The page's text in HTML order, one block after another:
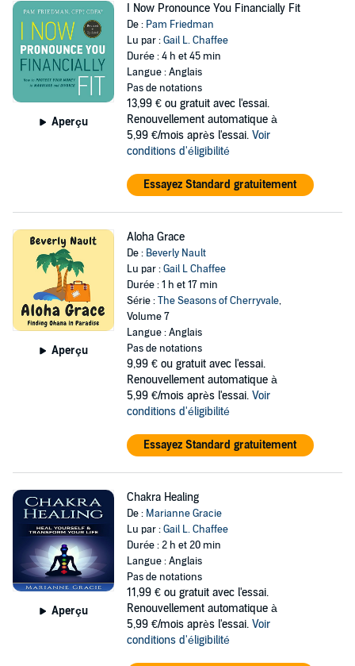
Aperçu
I Now Pronounce You Financially Fit
De : Pam Friedman
Lu par :Gail L. Chaffee
Durée : 4 h et 45 min
Langue : Anglais
Pas de notations
13,99 € ou gratuit avec l'essai.
Renouvellement automatique à
5,99 €/mois après l'essai. Voir
conditions d'éligibilité
Essayez Standard gratuitement
Aperçu
Aloha Grace
De : Beverly Nault
Lu par :Gail L Chaffee
Durée : 1 h et 17 min
Série :The Seasons of Cherryvale,
Volume 7
Langue : Anglais
Pas de notations
9,99 € ou gratuit avec l'essai.
Renouvellement automatique à
5,99 €/mois après l'essai. Voir
conditions d'éligibilité
Essayez Standard gratuitement
Aperçu
Chakra Healing
De : Marianne Gracie
Lu par :Gail L. Chaffee
Durée : 2 h et 20 min
Langue : Anglais
Pas de notations
11,99 € ou gratuit avec l'essai.
Renouvellement automatique à
5,99 €/mois après l'essai. Voir
conditions d'éligibilité